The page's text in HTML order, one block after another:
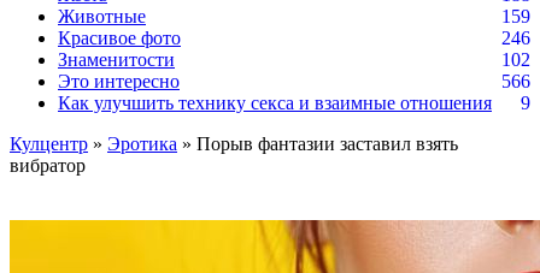
Животные
159
Красивое фото
246
Знаменитости
102
Это интересно
566
Как улучшить технику секса и взаимные отношения
9
Кулцентр » Эротика » Порыв фантазии заставил взять
вибратор